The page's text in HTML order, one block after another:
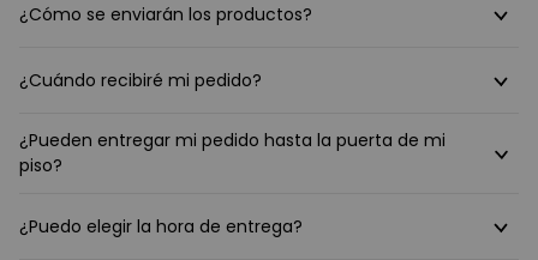
¿Cómo se enviarán los productos?
¿Cuándo recibiré mi pedido?
¿Pueden entregar mi pedido hasta la puerta de mi
piso?
¿Puedo elegir la hora de entrega?